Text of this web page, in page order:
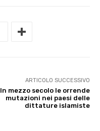
ARTICOLO SUCCESSIVO
In mezzo secolo le orrende
mutazioni nei paesi delle
dittature islamiste